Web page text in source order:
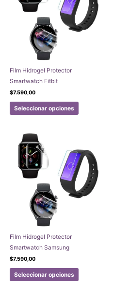
Film Hidrogel Protector
Smartwatch Fitbit
$7.590,00
Seleccionar opciones
Este
producto
Las
opciones
pueden
elegir
Film Hidrogel Protector
Smartwatch Samsung
$7.590,00
Seleccionar opciones
Este
producto